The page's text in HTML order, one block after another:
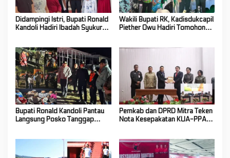
Didampingi Istri, Bupati Ronald
Kandoli Hadiri Ibadah Syukur
Wakili Bupati RK, Kadisdukcapil
Piether Owu Hadiri Tomohon
Bupati Ronald Kandoli Pantau
Langsung Posko Tanggap
Pemkab dan DPRD Mitra Teken
Nota Kesepakatan KUA-PPAS